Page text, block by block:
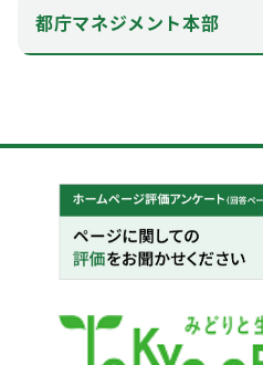
都庁マネジメント本部